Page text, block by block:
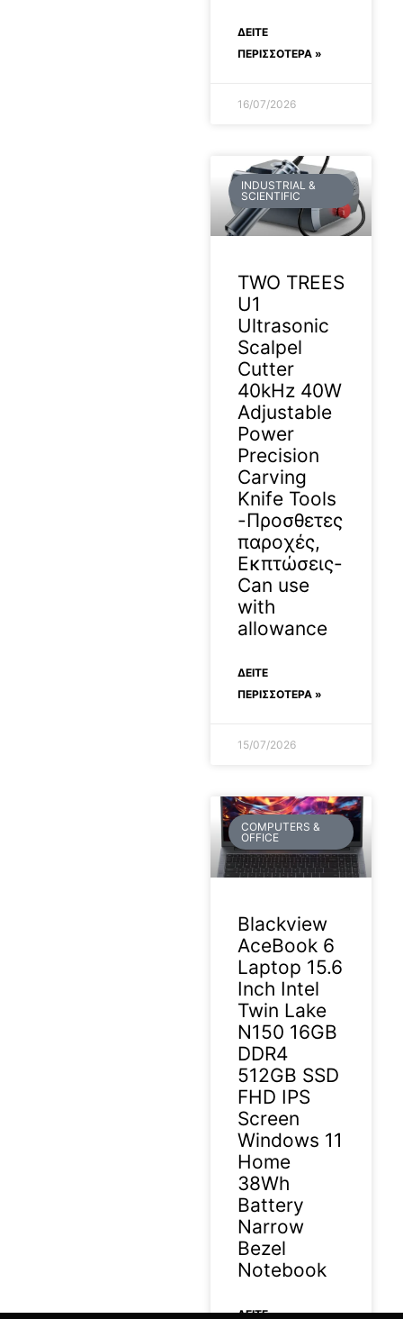
ΔΕΊΤΕ
ΠΕΡΙΣΣΟΤΕΡΑ »
16/07/2026
INDUSTRIAL &
SCIENTIFIC
TWO TREES
U1
Ultrasonic
Scalpel
Cutter
40kHz 40W
Adjustable
Power
Precision
Carving
Knife Tools
-Προσθετες
παροχές,
Εκπτώσεις-
Can use
with
allowance
ΔΕΊΤΕ
ΠΕΡΙΣΣΟΤΕΡΑ »
15/07/2026
COMPUTERS &
OFFICE
Blackview
AceBook 6
Laptop 15.6
Inch Intel
Twin Lake
N150 16GB
DDR4
512GB SSD
FHD IPS
Screen
Windows 11
Home
38Wh
Battery
Narrow
Bezel
Notebook
ΔΕΊΤΕ